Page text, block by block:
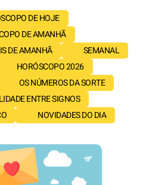
DE HOJE
DE AMANHÃ
DE AMANHÃ
SEMANAL
HORÓSCOPO 2026
OS NÚMEROS DA SORTE
ENTRE SIGNOS
NOVIDADES DO DIA